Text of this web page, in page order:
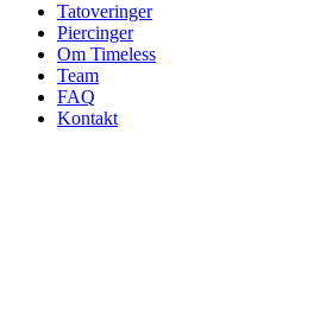
Tatoveringer
Piercinger
Om Timeless
Team
FAQ
Kontakt